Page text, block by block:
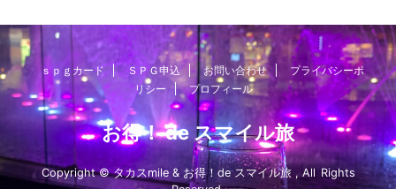
ｓｐｇカード ＳＰＧ申込 お問い合わせ
プライバシーポ
リシー
プロフィール
お得！ de スマイル旅
Copyright © タカスmile & お得！de スマイル旅 , All Rights